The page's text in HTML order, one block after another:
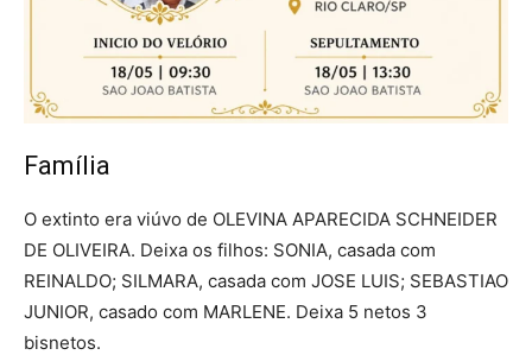
Família
O extinto era viúvo de OLEVINA APARECIDA SCHNEIDER
DE OLIVEIRA. Deixa os filhos: SONIA, casada com
REINALDO; SILMARA, casada com JOSE LUIS; SEBASTIAO
JUNIOR, casado com MARLENE. Deixa 5 netos 3
bisnetos.